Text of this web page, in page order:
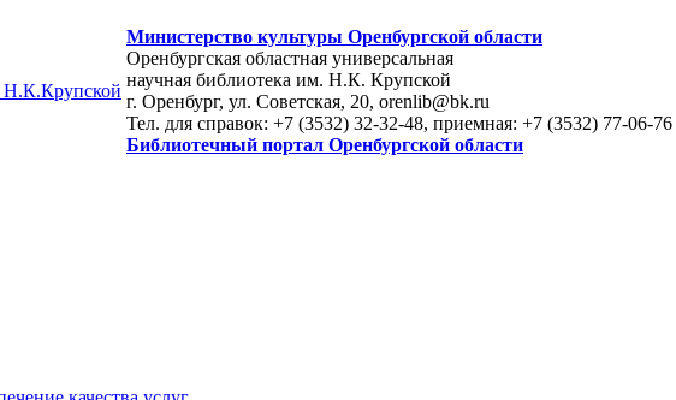
Министерство культуры Оренбургской области
Оренбургская областная универсальная
научная библиотека им. Н.К. Крупской
г. Оренбург, ул. Советская, 20, orenlib@bk.ru
Тел. для справок: +7 (3532) 32-32-48, приемная: +7 (3532) 77-06-76
Библиотечный портал Оренбургской области